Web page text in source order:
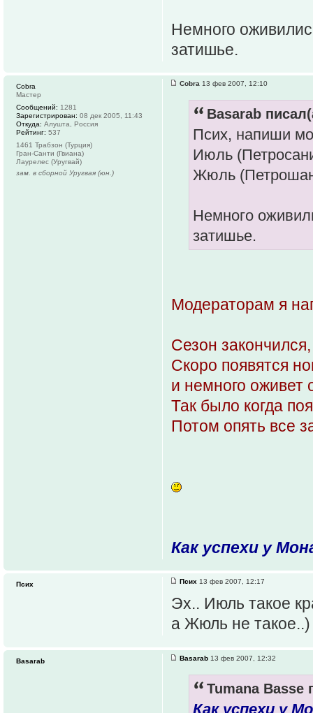
Немного
затишье.
Cobra 13 фев 2007, 12:10
Basarab
Псих, напиши
Июль
Жюль
Немного
затишье.
Модераторам я
Сезон
Скоро появятся
и немного оживет
Так было когда
Потом опять все
Как успехи у
Cobra
Мастер
Сообщений: 1281
Зарегистрирован: 08 дек 2005, 11:43
Откуда: Алушта, Россия
Рейтинг: 537
1461 Трабзон (Турция)
Гран-Санти (Гвиана)
Лаурелес (Уругвай)
зам. в сборной Уругвая (юн.)
Псих 13 фев 2007, 12:17
Эх.. Июль такое
а Жюль не
Псих
Basarab 13 фев 2007, 12:32
Tumana Basse
Как успехи у
Basarab